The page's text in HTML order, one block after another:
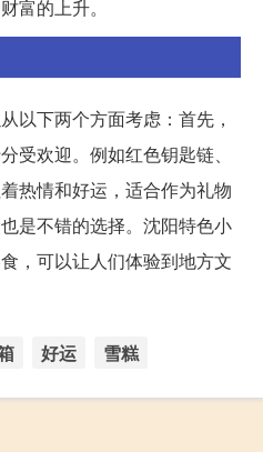
富的上升。
以下两个方面考虑：首先，
受欢迎。例如红色钥匙链、
热情和好运，适合作为礼物
是不错的选择。沈阳特色小
，可以让人们体验到地方文
好运 雪糕